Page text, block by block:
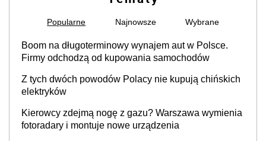
Popularne Najnowsze Wybrane
Boom na długoterminowy wynajem aut w Polsce.
Firmy odchodzą od kupowania samochodów
Z tych dwóch powodów Polacy nie kupują chińskich
elektryków
Kierowcy zdejmą nogę z gazu? Warszawa wymienia
fotoradary i montuje nowe urządzenia